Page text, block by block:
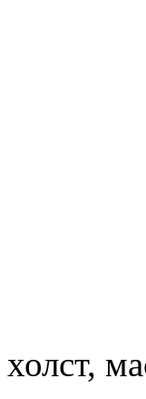
холст,